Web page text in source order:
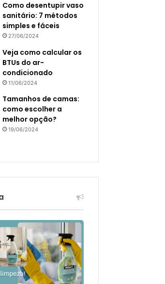
Como desentupir vaso
sanitário: 7 métodos
simples e fáceis
27/06/2024
Veja como calcular os
BTUs do ar-
condicionado
11/06/2024
Tamanhos de camas:
como escolher a
melhor opção?
19/06/2024